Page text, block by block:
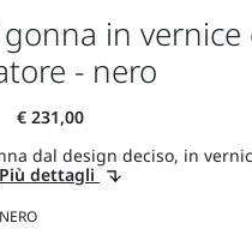
in
- nero
dal design deciso, in
Più dettagli